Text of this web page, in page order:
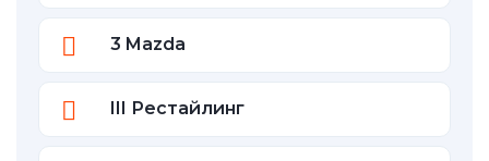
3 Mazda
III Рестайлинг